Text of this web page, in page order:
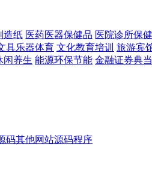
造纸 医药医器保健品 医院诊所保健
具乐器体育 文化教育培训 旅游宾
闲养生 能源环保节能 金融证券典当
码其他网站源码程序